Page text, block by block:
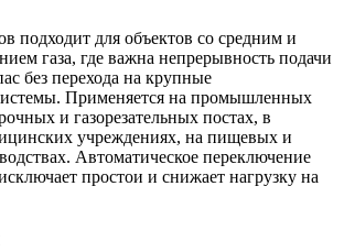
подходит для объектов со средним и
газа, где важна непрерывность подачи
без перехода на крупные
Применяется на промышленных
и газорезательных постах, в
учреждениях, на пищевых и
Автоматическое переключение
простои и снижает нагрузку на